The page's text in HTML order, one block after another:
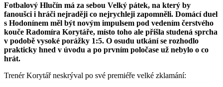
Fotbalový Hlučín má za sebou Velký pátek, na který by
fanoušci i hráči nejraději co nejrychleji zapomněli. Domácí duel
s Hodonínem měl být novým impulsem pod vedením čerstvého
kouče Radomíra Korytáře, místo toho ale přišla studená sprcha
v podobě vysoké porážky 1:5. O osudu utkání se rozhodlo
prakticky hned v úvodu a po prvním poločase už nebylo o co
hrát.
Trenér Korytář neskrýval po své premiéře velké zklamání: